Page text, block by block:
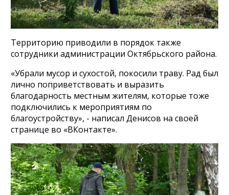
Территорию приводили в порядок также
сотрудники администрации Октябрьского района.
«Убрали мусор и сухостой, покосили траву. Рад был
лично поприветствовать и выразить
благодарность местным жителям, которые тоже
подключились к мероприятиям по
благоустройству», - написал Денисов на своей
странице во «ВКонтакте».